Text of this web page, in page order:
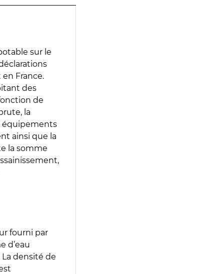
sur le
en France.
des
de
la
équipements
ainsi que la
la somme
fourni par
d’eau
densité de